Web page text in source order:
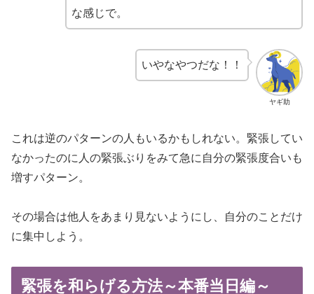
な感じで。
ヤギ助
いやなやつだな！！
これは逆のパターンの人もいるかもしれない。緊張してい
なかったのに人の緊張ぶりをみて急に自分の緊張度合いも
増すパターン。
その場合は他人をあまり見ないようにし、自分のことだけ
に集中しよう。
緊張を和らげる方法～本番当日編～